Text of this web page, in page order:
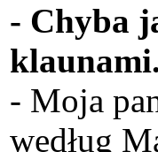
- Chyba
klaunami.
- Moja
według